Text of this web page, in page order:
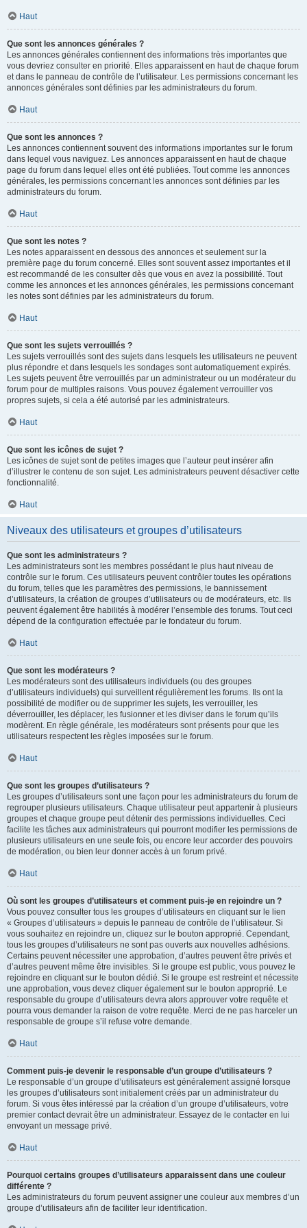
Haut
Que sont les annonces générales ?
Les annonces générales contiennent des informations très importantes que
vous devriez consulter en priorité. Elles apparaissent en haut de chaque forum
et dans le panneau de contrôle de l’utilisateur. Les permissions concernant les
annonces générales sont définies par les administrateurs du forum.
Haut
Que sont les annonces ?
Les annonces contiennent souvent des informations importantes sur le forum
dans lequel vous naviguez. Les annonces apparaissent en haut de chaque
page du forum dans lequel elles ont été publiées. Tout comme les annonces
générales, les permissions concernant les annonces sont définies par les
administrateurs du forum.
Haut
Que sont les notes ?
Les notes apparaissent en dessous des annonces et seulement sur la
première page du forum concerné. Elles sont souvent assez importantes et il
est recommandé de les consulter dès que vous en avez la possibilité. Tout
comme les annonces et les annonces générales, les permissions concernant
les notes sont définies par les administrateurs du forum.
Haut
Que sont les sujets verrouillés ?
Les sujets verrouillés sont des sujets dans lesquels les utilisateurs ne peuvent
plus répondre et dans lesquels les sondages sont automatiquement expirés.
Les sujets peuvent être verrouillés par un administrateur ou un modérateur du
forum pour de multiples raisons. Vous pouvez également verrouiller vos
propres sujets, si cela a été autorisé par les administrateurs.
Haut
Que sont les icônes de sujet ?
Les icônes de sujet sont de petites images que l’auteur peut insérer afin
d’illustrer le contenu de son sujet. Les administrateurs peuvent désactiver cette
fonctionnalité.
Haut
Niveaux des utilisateurs et groupes d’utilisateurs
Que sont les administrateurs ?
Les administrateurs sont les membres possédant le plus haut niveau de
contrôle sur le forum. Ces utilisateurs peuvent contrôler toutes les opérations
du forum, telles que les paramètres des permissions, le bannissement
d’utilisateurs, la création de groupes d’utilisateurs ou de modérateurs, etc. Ils
peuvent également être habilités à modérer l’ensemble des forums. Tout ceci
dépend de la configuration effectuée par le fondateur du forum.
Haut
Que sont les modérateurs ?
Les modérateurs sont des utilisateurs individuels (ou des groupes
d’utilisateurs individuels) qui surveillent régulièrement les forums. Ils ont la
possibilité de modifier ou de supprimer les sujets, les verrouiller, les
déverrouiller, les déplacer, les fusionner et les diviser dans le forum qu’ils
modèrent. En règle générale, les modérateurs sont présents pour que les
utilisateurs respectent les règles imposées sur le forum.
Haut
Que sont les groupes d’utilisateurs ?
Les groupes d’utilisateurs sont une façon pour les administrateurs du forum de
regrouper plusieurs utilisateurs. Chaque utilisateur peut appartenir à plusieurs
groupes et chaque groupe peut détenir des permissions individuelles. Ceci
facilite les tâches aux administrateurs qui pourront modifier les permissions de
plusieurs utilisateurs en une seule fois, ou encore leur accorder des pouvoirs
de modération, ou bien leur donner accès à un forum privé.
Haut
Où sont les groupes d’utilisateurs et comment puis-je en rejoindre un ?
Vous pouvez consulter tous les groupes d’utilisateurs en cliquant sur le lien
« Groupes d’utilisateurs » depuis le panneau de contrôle de l’utilisateur. Si
vous souhaitez en rejoindre un, cliquez sur le bouton approprié. Cependant,
tous les groupes d’utilisateurs ne sont pas ouverts aux nouvelles adhésions.
Certains peuvent nécessiter une approbation, d’autres peuvent être privés et
d’autres peuvent même être invisibles. Si le groupe est public, vous pouvez le
rejoindre en cliquant sur le bouton dédié. Si le groupe est restreint et nécessite
une approbation, vous devez cliquer également sur le bouton approprié. Le
responsable du groupe d’utilisateurs devra alors approuver votre requête et
pourra vous demander la raison de votre requête. Merci de ne pas harceler un
responsable de groupe s’il refuse votre demande.
Haut
Comment puis-je devenir le responsable d’un groupe d’utilisateurs ?
Le responsable d’un groupe d’utilisateurs est généralement assigné lorsque
les groupes d’utilisateurs sont initialement créés par un administrateur du
forum. Si vous êtes intéressé par la création d’un groupe d’utilisateurs, votre
premier contact devrait être un administrateur. Essayez de le contacter en lui
envoyant un message privé.
Haut
Pourquoi certains groupes d’utilisateurs apparaissent dans une couleur
différente ?
Les administrateurs du forum peuvent assigner une couleur aux membres d’un
groupe d’utilisateurs afin de faciliter leur identification.